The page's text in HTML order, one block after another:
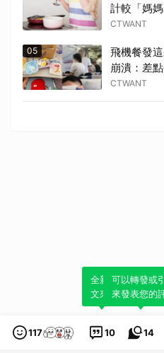
計較「媽
台傭
CTWANT
05
飛機餐發
崩潰：差
CTWANT
117 10
全新體驗！一鍵
文來輕鬆表達個
14
可以轉發或
來發表您的